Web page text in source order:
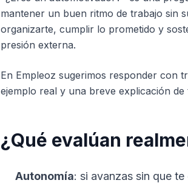
mantener un buen ritmo de trabajo sin
organizarte, cumplir lo prometido y
presión externa.
En Empleoz sugerimos responder con
ejemplo real y una breve explicación
¿Qué evalúan
Autonomía: si avanzas sin que